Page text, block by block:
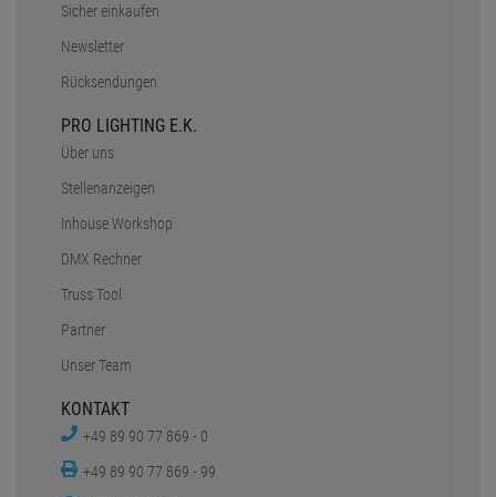
Sicher einkaufen
Newsletter
Rücksendungen
PRO LIGHTING E.K.
Über uns
Stellenanzeigen
Inhouse Workshop
DMX Rechner
Truss Tool
Partner
Unser Team
KONTAKT
+49 89 90 77 869 - 0
+49 89 90 77 869 - 99